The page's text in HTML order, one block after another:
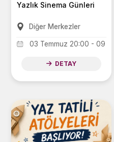
Yazlık Sinema Günleri
Diğer Merkezler
03 Temmuz 20:00 - 09
DETAY